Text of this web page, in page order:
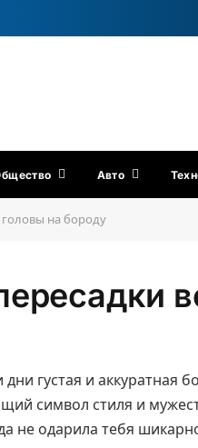
Авто
головы на бороду
густая и аккуратная
символ стиля и
не одарила тебя